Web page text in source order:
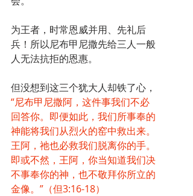
为王者，时常恩威并用、先礼后
兵！所以尼布甲尼撒先给三人一般
人无法抗拒的恩惠。
但没想到这三个犹大人却铁了心，
“尼布甲尼撒阿，这件事我们不必
回答你。即便如此，我们所事奉的
神能将我们从烈火的窑中救出来。
王阿，祂也必救我们脱离你的手。
即或不然，王阿，你当知道我们决
不事奉你的神，也不敬拜你所立的
金像。”（但3:16-18）